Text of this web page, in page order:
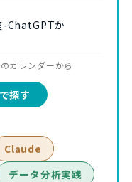
-ChatGPTか
カレンダーから
探す
Claude
データ分析実践